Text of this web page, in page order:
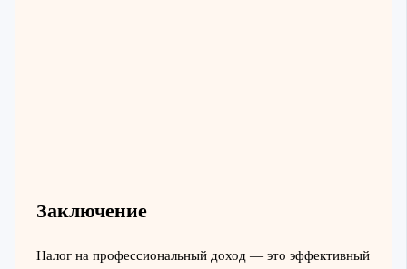
Заключение
Налог на профессиональный доход — это эффективный